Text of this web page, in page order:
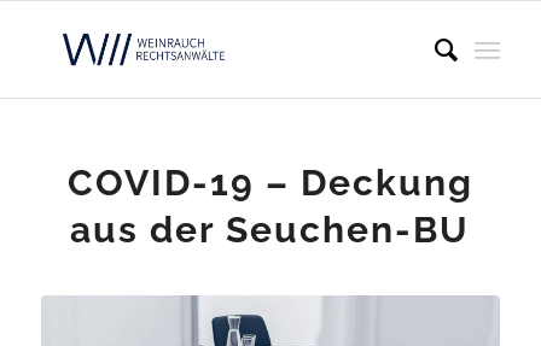
COVID-19 – Deckung
aus der Seuchen-BU